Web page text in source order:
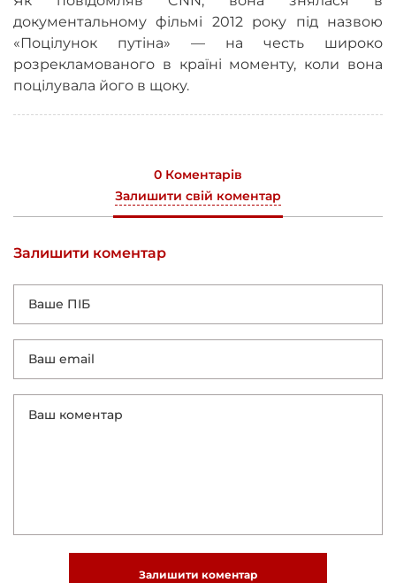
документальному фільмі 2012 року під назвою
«Поцілунок путіна» — на честь широко
розрекламованого в країні моменту, коли вона
поцілувала його в щоку.
0 Коментарів
Залишити свій коментар
Залишити коментар
Залишити коментар